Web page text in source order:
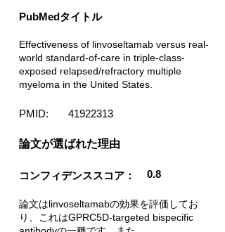
PubMedタイトル
Effectiveness of linvoseltamab versus real-
world standard-of-care in triple-class-
exposed relapsed/refractory multiple
myeloma in the United States.
PMID: 41922313
​論文が選ばれた理由
コンフィデンススコア： 0.8
論文はlinvoseltamabの効果を評価してお
り、これはGPRC5D-targeted bispecific